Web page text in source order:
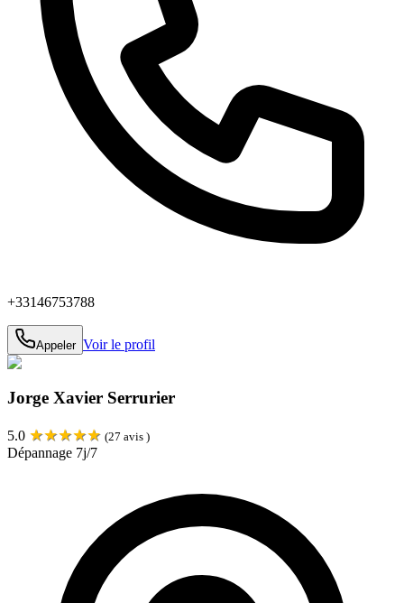
+33146753788
Appeler Voir le profil
Jorge Xavier Serrurier
5.0 ★★★★★ (27 avis )
Dépannage 7j/7